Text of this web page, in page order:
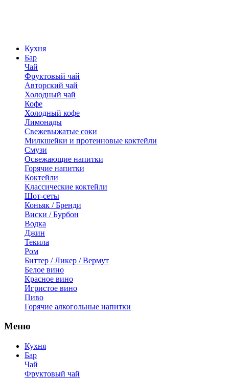
Кухня
Бар
Чай
Фруктовый чай
Авторский чай
Холодный чай
Кофе
Холодный кофе
Лимонады
Свежевыжатые соки
Милкшейки и протеиновые коктейли
Смузи
Освежающие напитки
Горячие напитки
Коктейли
Классические коктейли
Шот-сеты
Коньяк / Бренди
Виски / Бурбон
Водка
Джин
Текила
Ром
Биттер / Ликер / Вермут
Белое вино
Красное вино
Игристое вино
Пиво
Горячие алкогольные напитки
Меню
Кухня
Бар
Чай
Фруктовый чай